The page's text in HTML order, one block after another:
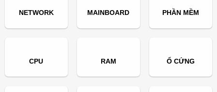
NETWORK MAINBOARD PHẦN MỀM
CPU RAM Ổ CỨNG